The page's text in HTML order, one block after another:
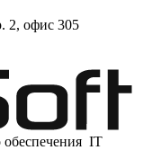
стр. 2, офис 305
IT